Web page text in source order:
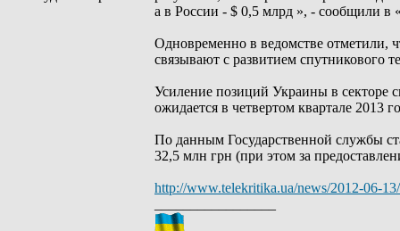
а в России - $ 0,5 млрд », - сообщили в
Одновременно в ведомстве отметили,
связывают с развитием спутникового
Усиление позиций Украины в секторе
ожидается в четвертом квартале 2013
По данным Государственной службы
32,5 млн грн (при этом за
http://www.telekritika.ua/news/2012-06-